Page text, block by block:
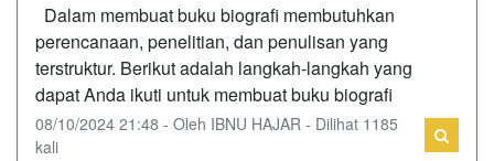
Dalam membuat buku biografi membutuhkan
perencanaan, penelitian, dan penulisan yang
terstruktur. Berikut adalah langkah-langkah yang
dapat Anda ikuti untuk membuat buku biografi
08/10/2024 21:48 - Oleh IBNU HAJAR - Dilihat 1185
kali